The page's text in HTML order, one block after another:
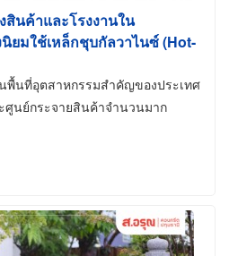
สินค้าและโรงงานใน
ยมใช้เหล็กชุบกัลวาไนซ์ (Hot-
พื้นที่อุตสาหกรรมสำคัญของประเทศ
ศูนย์กระจายสินค้าจำนวนมาก